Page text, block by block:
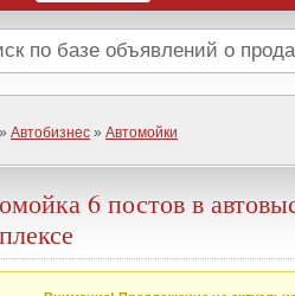
» Автобизнес » Автомойки
6 постов в